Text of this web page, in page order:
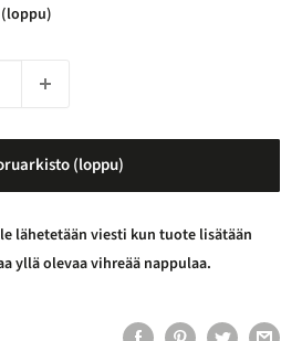
(loppu)
lähetetään viesti kun tuote lisätään
yllä olevaa vihreää nappulaa.